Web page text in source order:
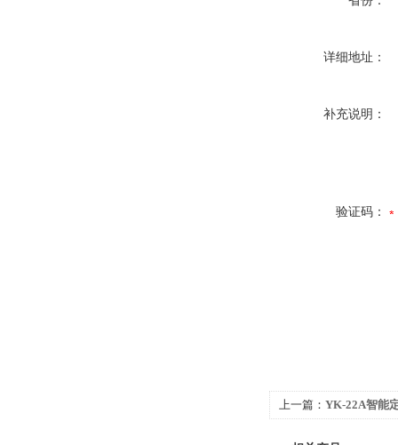
详细地址：
补充说明：
验证码：
上一篇： YK-22A智能